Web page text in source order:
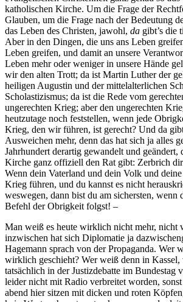
katholischen Kirche. Um die Frage der
Glauben, um die Frage nach der Bedeutung
das Leben des Christen, jawohl, da gibt’s die
Aber in den Dingen, die uns ans Leben
Leben greifen, und damit an unsere
Leben mehr oder weniger in unsere Hände
wir den alten Trott; da ist Martin Luther der
heiligen Augustin und der mittelalterlichen
Scholastizismus; da ist die Rede vom
ungerechten Krieg; aber den ungerechten
heutzutage noch feststellen, wenn jede
Krieg, den wir führen, ist gerecht? Und da
Ausweichen mehr, denn das hat sich ja alles
Jahrhundert derartig gewandelt und geändert,
Kirche ganz offiziell den Rat gibt: Zerbrich
Wenn dein Vaterland und dein Volk und
Krieg führen, und du kannst es nicht
weswegen, dann bist du am sichersten, wenn
Befehl der Obrigkeit folgst! –
Man weiß es heute wirklich nicht mehr, nicht
inzwischen hat sich Diplomatie ja
Hagemann sprach von der Propaganda. Wer
wirklich geschieht? Wer weiß denn in Kassel,
tatsächlich in der Justizdebatte im Bundestag
leider nicht mit Radio verbreitet worden,
abend hier sitzen mit dicken und roten